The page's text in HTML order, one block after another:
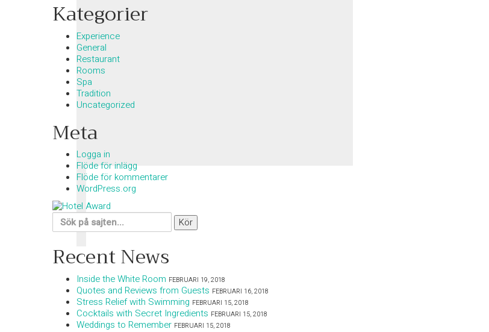
Kategorier
Experience
General
Restaurant
Rooms
Spa
Tradition
Uncategorized
Meta
Logga in
Flöde för inlägg
Flöde för kommentarer
WordPress.org
Sök
efter:
Recent News
Inside the White Room FEBRUARI 19, 2018
Quotes and Reviews from Guests FEBRUARI 16, 2018
Stress Relief with Swimming FEBRUARI 15, 2018
Cocktails with Secret Ingredients FEBRUARI 15, 2018
Weddings to Remember FEBRUARI 15, 2018